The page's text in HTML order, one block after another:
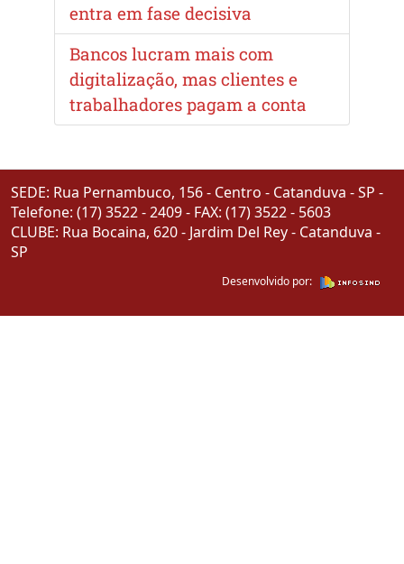
entra em fase decisiva
Bancos lucram mais com
digitalização, mas clientes e
trabalhadores pagam a conta
SEDE: Rua Pernambuco, 156 - Centro - Catanduva - SP -
Telefone: (17) 3522 - 2409 - FAX: (17) 3522 - 5603
CLUBE: Rua Bocaina, 620 - Jardim Del Rey - Catanduva -
SP
Desenvolvido por: